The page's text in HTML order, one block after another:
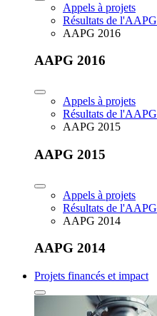
Appels à projets
Résultats de l'AAPG
AAPG 2016
AAPG 2016
Appels à projets
Résultats de l'AAPG
AAPG 2015
AAPG 2015
Appels à projets
Résultats de l'AAPG
AAPG 2014
AAPG 2014
Projets financés et impact